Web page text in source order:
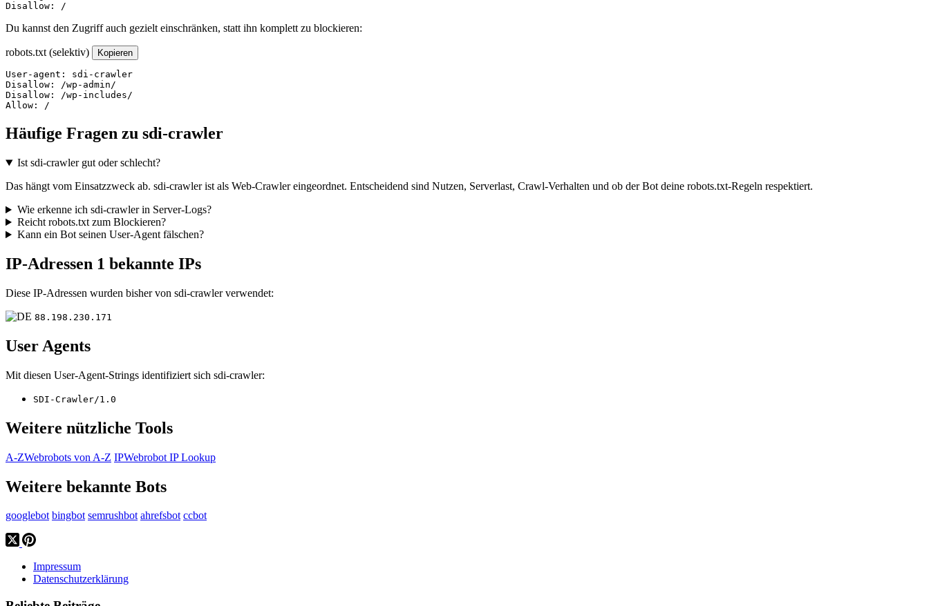
Disallow: /
Du kannst den Zugriff auch gezielt einschränken, statt ihn komplett zu blockieren:
robots.txt (selektiv) Kopieren
User-agent: sdi-crawler
Disallow: /wp-admin/
Disallow: /wp-includes/
Allow: /
Häufige Fragen zu sdi-crawler
Ist sdi-crawler gut oder schlecht?
Das hängt vom Einsatzzweck ab. sdi-crawler ist als Web-Crawler eingeordnet. Entscheidend sind Nutzen, Serverlast, Crawl-Verhalten und ob der Bot deine robots.txt-Regeln respektiert.
Wie erkenne ich sdi-crawler in Server-Logs?
Reicht robots.txt zum Blockieren?
Kann ein Bot seinen User-Agent fälschen?
IP-Adressen 1 bekannte IPs
Diese IP-Adressen wurden bisher von sdi-crawler verwendet:
88.198.230.171
User Agents
Mit diesen User-Agent-Strings identifiziert sich sdi-crawler:
SDI-Crawler/1.0
Weitere nützliche Tools
A-ZWebrobots von A-Z IPWebrobot IP Lookup
Weitere bekannte Bots
googlebot bingbot semrushbot ahrefsbot ccbot
Impressum
Datenschutzerklärung